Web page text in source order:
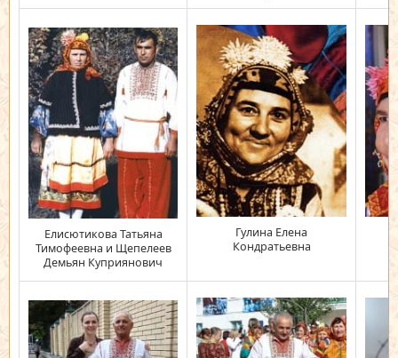
Елисютикова Татьяна
Тимофеевна и Щепелеев
Демьян Куприянович
Гулина Елена
Кондратьевна